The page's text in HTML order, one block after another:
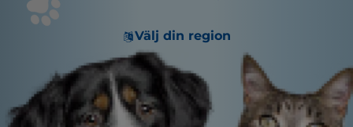
Välj din region